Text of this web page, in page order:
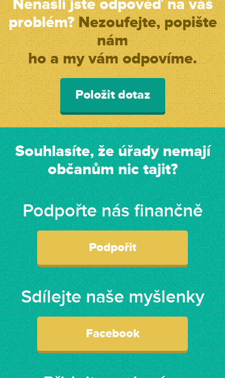
Nenašli jste odpověď na váš
problém?Nezoufejte, popište
nám
ho a my vám odpovíme.
Položit dotaz
Souhlasíte, že úřady nemají
občanům nic tajit?
Podpořte nás finančně
Podpořit
Sdílejte naše myšlenky
Facebook